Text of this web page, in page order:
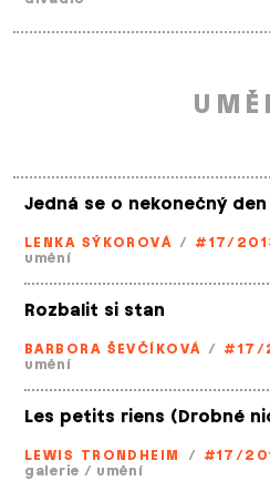
Jedná se o nekonečný den
LENKA SÝKOROVÁ / #17/
umění
Rozbalit si stan
BARBORA ŠEVČÍKOVÁ / #17/
umění
Les petits riens (Drobné
LEWIS TRONDHEIM / #17/
galerie / umění